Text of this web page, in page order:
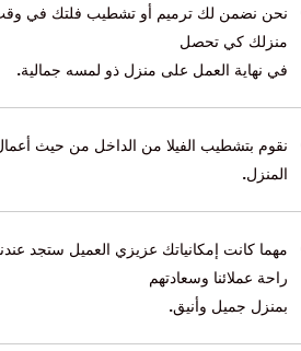
نحن نضمن لك ترميم أو تشطيب فلتك في وقت
منزلك كي تحصل
في نهاية العمل على منزل ذو لمسه جمالية.
نقوم بتشطيب الفيلا من الداخل من حيث
المنزل.
مهما كانت إمكانياتك عزيزي العميل ستجد
راحة عملائنا وسعادتهم
بمنزل جميل وأنيق.